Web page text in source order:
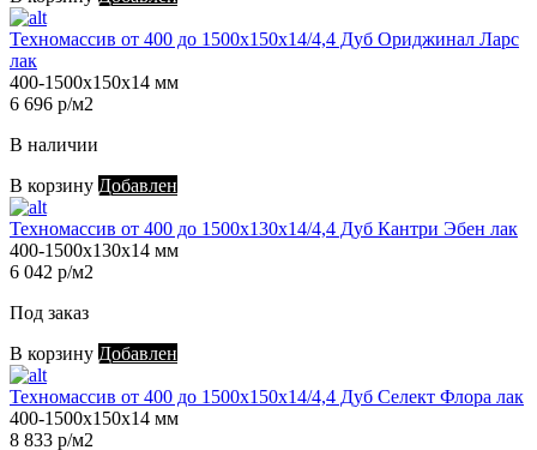
Техномассив от 400 до 1500х150х14/4,4 Дуб Ориджинал Ларс
лак
400-1500х150х14 мм
6 696 р/м2
В наличии
В корзину Добавлен
Техномассив от 400 до 1500х130х14/4,4 Дуб Кантри Эбен лак
400-1500х130х14 мм
6 042 р/м2
Под заказ
В корзину Добавлен
Техномассив от 400 до 1500х150х14/4,4 Дуб Селект Флора лак
400-1500х150х14 мм
8 833 р/м2